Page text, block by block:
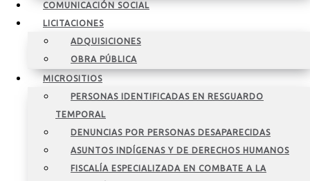
COMUNICACIÓN SOCIAL
LICITACIONES
ADQUISICIONES
OBRA PÚBLICA
MICROSITIOS
PERSONAS IDENTIFICADAS EN RESGUARDO
TEMPORAL
DENUNCIAS POR PERSONAS DESAPARECIDAS
ASUNTOS INDÍGENAS Y DE DERECHOS HUMANOS
FISCALÍA ESPECIALIZADA EN COMBATE A LA